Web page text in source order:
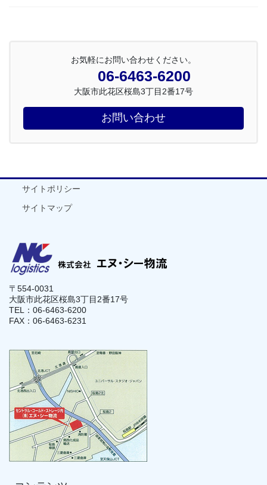
お気軽にお問い合わせください。
06-6463-6200
大阪市此花区桜島3丁目2番17号
お問い合わせ
サイトポリシー
サイトマップ
〒554-0031
大阪市此花区桜島3丁目2番17号
TEL：06-6463-6200
FAX：06-6463-6231